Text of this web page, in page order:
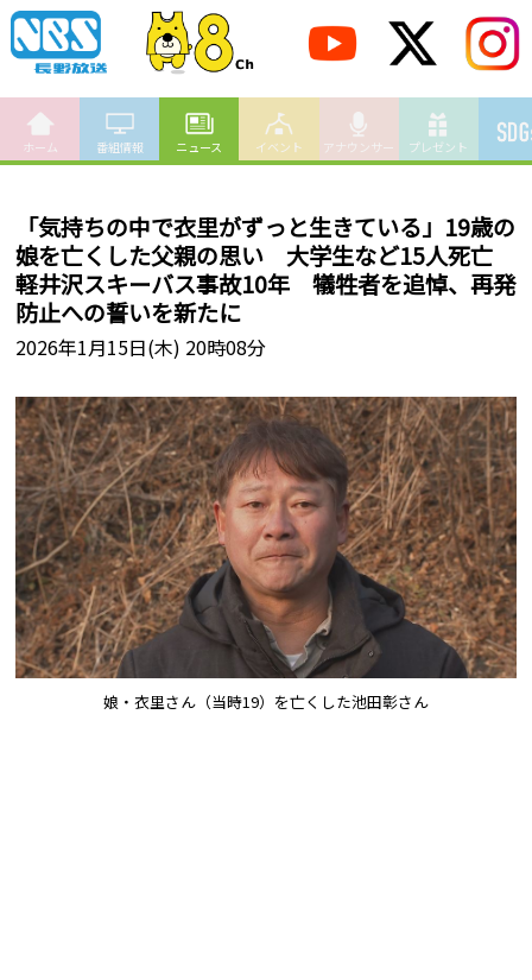
ホーム 番組情報 ニュース イベント アナウンサー プレゼント
「気持ちの中で衣里がずっと生きている」19歳の
娘を亡くした父親の思い 大学生など15人死亡
軽井沢スキーバス事故10年 犠牲者を追悼、再発
防止への誓いを新たに
2026年1月15日(木) 20時08分
娘・衣里さん（当時19）を亡くした池田彰さん